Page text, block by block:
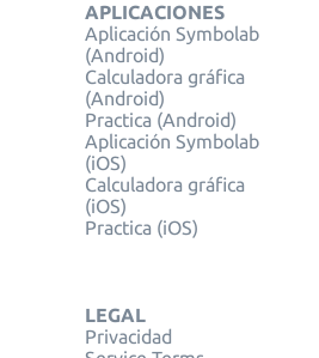
APLICACIONES
Aplicación Symbolab
(Android)
Calculadora gráfica
(Android)
Practica (Android)
Aplicación Symbolab
(iOS)
Calculadora gráfica
(iOS)
Practica (iOS)
LEGAL
Privacidad